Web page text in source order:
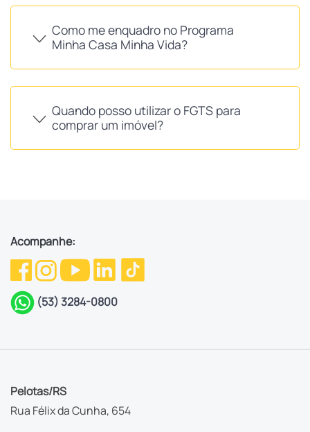
Como me enquadro no Programa
Minha Casa Minha Vida?
Quando posso utilizar o FGTS para
comprar um imóvel?
Acompanhe:
(53) 3284-0800
Pelotas/RS
Rua Félix da Cunha, 654